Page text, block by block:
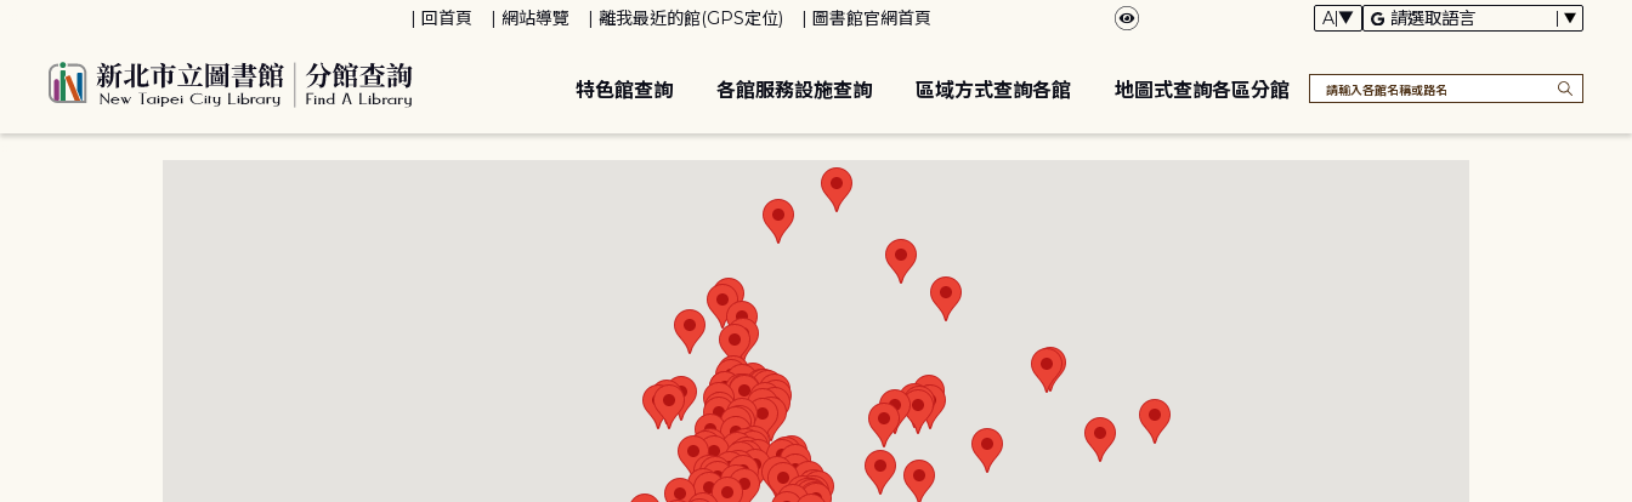
回首頁 網站導覽 離我最近的館(GPS定位) 圖書館官網首頁
特色館查詢 各館服務設施查詢 區域方式查詢各館 地圖式查詢各區分館